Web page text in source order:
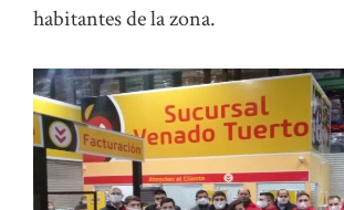
habitantes de la zona.